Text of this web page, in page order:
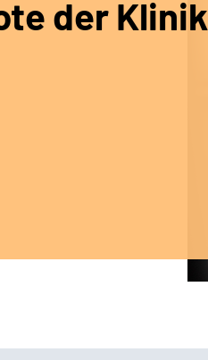
der Klinik